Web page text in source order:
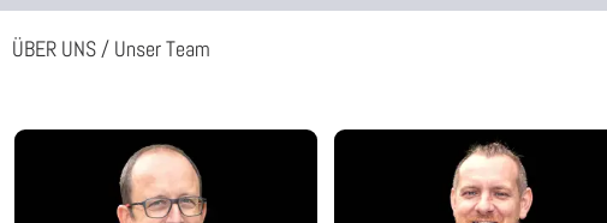
ÜBER UNS / Unser Team